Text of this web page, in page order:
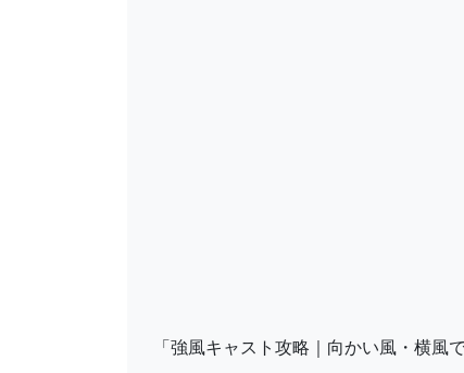
「強風キャスト攻略｜向かい風・横風